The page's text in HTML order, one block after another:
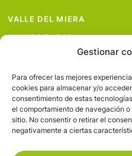
Gestionar
Para ofrecer las mejores
cookies para almacenar y/o
consentimiento de estas
el comportamiento de navegación
sitio. No consentir o retirar el
negativamente a ciertas
VALLE DEL MIERA
VALLE DEL PAS
VALLE DEL PISUEÑA
PROYECTOS
SERVICIOS
AVISO LEGAL